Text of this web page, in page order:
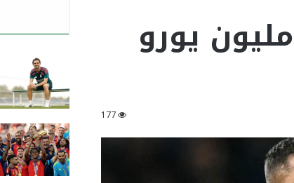
مانشستر سيتي يقدم 75 مليون يورو
177